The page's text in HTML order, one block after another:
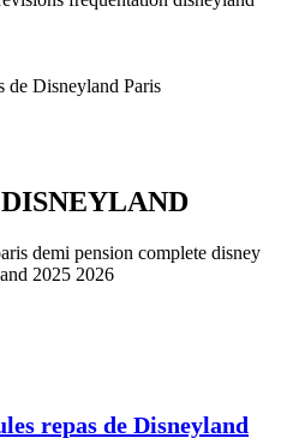
de Disneyland Paris
repas de Disneyland